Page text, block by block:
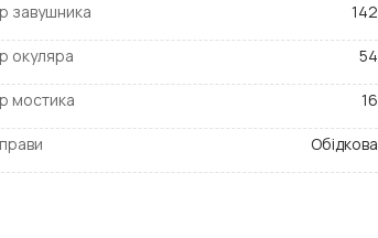
завушника 142
окуляра 54
мостика 16
Обідкова